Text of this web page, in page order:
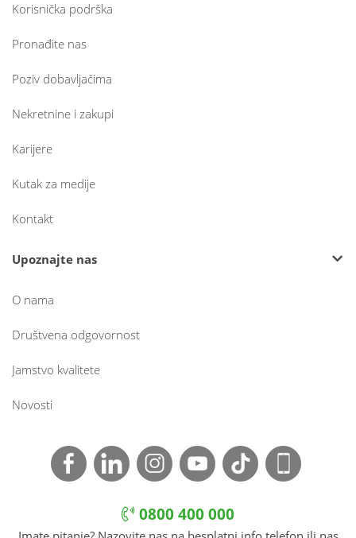
Korisnička podrška
Pronađite nas
Poziv dobavljačima
Nekretnine i zakupi
Karijere
Kutak za medije
Kontakt
Upoznajte nas
O nama
Društvena odgovornost
Jamstvo kvalitete
Novosti
0800 400 000